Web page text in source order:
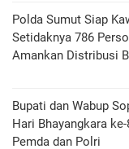
Polda Sumut Siap
Setidaknya 786
Amankan Distribusi
Bupati dan Wabup
Hari Bhayangkara
Pemda dan Polri